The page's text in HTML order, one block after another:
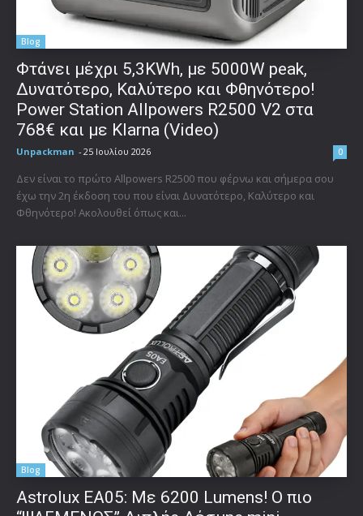
Blog
Φτάνει μέχρι 5,3KWh, με 5000W peak,
Δυνατότερο, Καλύτερο και Φθηνότερο!
Power Station Allpowers R2500 V2 στα
768€ και με Klarna (Video)
Unpackman - 25 Ιουλίου 2026 0
Δεν είναι το πρώτο Allpowers R2500 που φέρνω και σήμερα σου
έχω την 2η έκδοση του που είναι Δυνατότερο, Καλύτερο και
Φθηνότερο! Ακολουθεί όπως και...
Blog
Astrolux ΕΑ05: Με 6200 Lumens! Ο πιο